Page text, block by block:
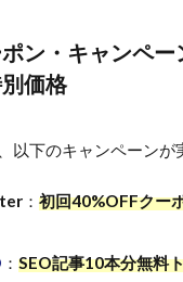
ン・キャンペ
価格
以下のキャンペーンが
： 初回40%OFFクー
： SEO記事10本分無料